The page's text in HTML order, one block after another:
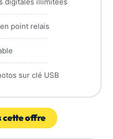
point relais
sur clé USB
cette offre